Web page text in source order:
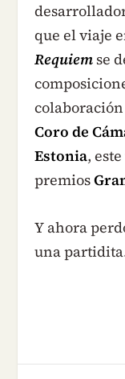
que el viaje
Requiemse
Coro de
Estonia,
premios
Y ahora
una